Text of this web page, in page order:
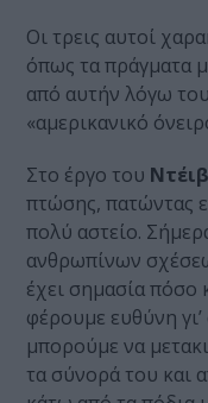
Οι τρεις αυτοί
όπως τα πράγματα
από αυτήν λόγω
«αμερικανικό
Στο έργο του
πτώσης, πατώντας
πολύ αστείο.
ανθρωπίνων
έχει σημασία πόσο
φέρουμε ευθύνη
μπορούμε να
τα σύνορά του και